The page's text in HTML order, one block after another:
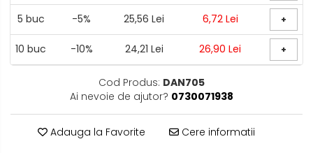
5 buc -5% 25,56 Lei 6,72 Lei +
10 buc -10% 24,21 Lei 26,90 Lei +
Cod Produs: DAN705
Ai nevoie de ajutor? 0730071938
Adauga la Favorite Cere informatii